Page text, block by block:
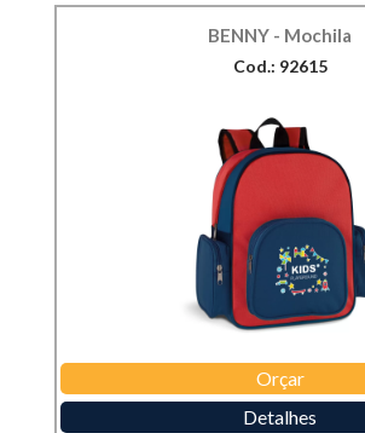
BENNY - Mochila
Cod.: 92615
Orçar
Detalhes